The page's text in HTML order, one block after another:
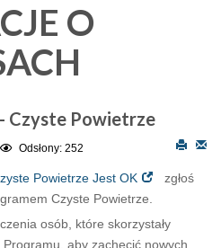
O
Czyste Powietrze
Odsłony: 252
Powietrze Jest OK
zgłoś
Czyste Powietrze.
osób, które skorzystały
aby zachęcić nowych